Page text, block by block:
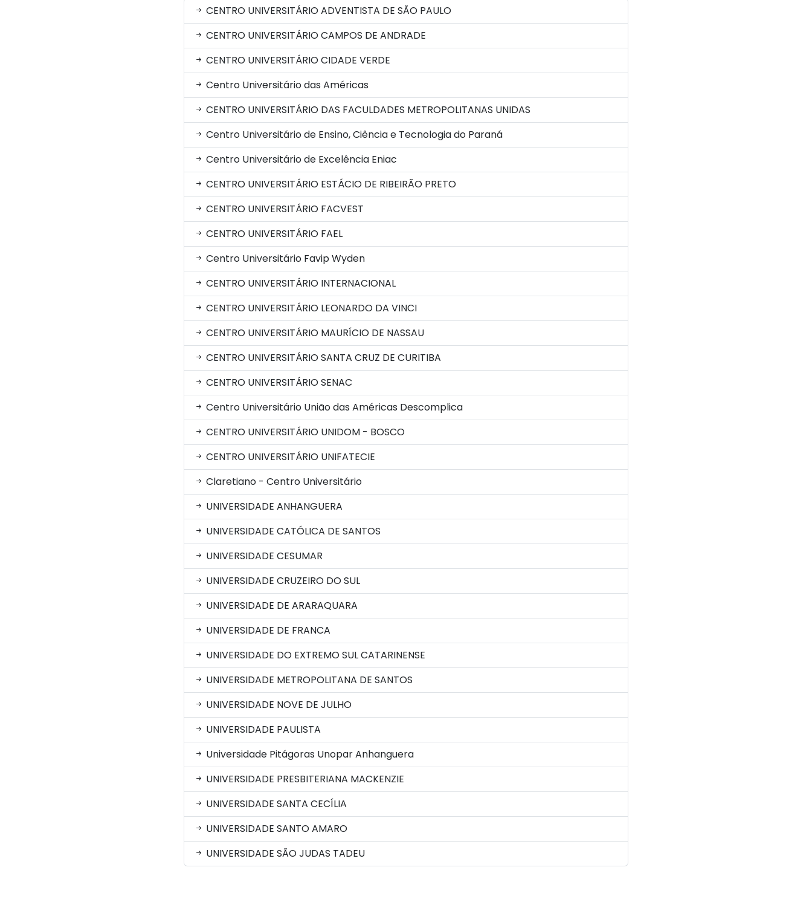
CENTRO UNIVERSITÁRIO ADVENTISTA DE SÃO PAULO
CENTRO UNIVERSITÁRIO CAMPOS DE ANDRADE
CENTRO UNIVERSITÁRIO CIDADE VERDE
Centro Universitário das Américas
CENTRO UNIVERSITÁRIO DAS FACULDADES METROPOLITANAS UNIDAS
Centro Universitário de Ensino, Ciência e Tecnologia do Paraná
Centro Universitário de Excelência Eniac
CENTRO UNIVERSITÁRIO ESTÁCIO DE RIBEIRÃO PRETO
CENTRO UNIVERSITÁRIO FACVEST
CENTRO UNIVERSITÁRIO FAEL
Centro Universitário Favip Wyden
CENTRO UNIVERSITÁRIO INTERNACIONAL
CENTRO UNIVERSITÁRIO LEONARDO DA VINCI
CENTRO UNIVERSITÁRIO MAURÍCIO DE NASSAU
CENTRO UNIVERSITÁRIO SANTA CRUZ DE CURITIBA
CENTRO UNIVERSITÁRIO SENAC
Centro Universitário União das Américas Descomplica
CENTRO UNIVERSITÁRIO UNIDOM - BOSCO
CENTRO UNIVERSITÁRIO UNIFATECIE
Claretiano - Centro Universitário
UNIVERSIDADE ANHANGUERA
UNIVERSIDADE CATÓLICA DE SANTOS
UNIVERSIDADE CESUMAR
UNIVERSIDADE CRUZEIRO DO SUL
UNIVERSIDADE DE ARARAQUARA
UNIVERSIDADE DE FRANCA
UNIVERSIDADE DO EXTREMO SUL CATARINENSE
UNIVERSIDADE METROPOLITANA DE SANTOS
UNIVERSIDADE NOVE DE JULHO
UNIVERSIDADE PAULISTA
Universidade Pitágoras Unopar Anhanguera
UNIVERSIDADE PRESBITERIANA MACKENZIE
UNIVERSIDADE SANTA CECÍLIA
UNIVERSIDADE SANTO AMARO
UNIVERSIDADE SÃO JUDAS TADEU